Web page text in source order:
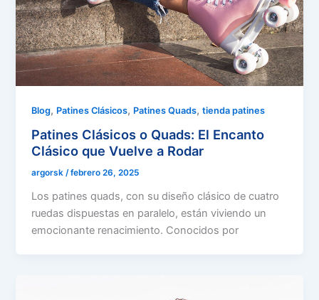
Blog, Patines Clásicos, Patines Quads,tienda patines
Patines Clásicos o Quads: El Encanto
Clásico que Vuelve a Rodar
argorsk/febrero 26, 2025
Los patines quads, con su diseño clásico de cuatro
ruedas dispuestas en paralelo, están viviendo un
emocionante renacimiento. Conocidos por